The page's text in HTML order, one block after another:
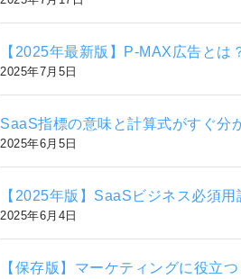
【2025年最新版】P-MAX広告と
2025年7月5日
SaaS指標の意味と計算式がすぐ分
2025年6月5日
【2025年版】SaaSビジネス必須
2025年6月4日
【保存版】マーケティングに役立